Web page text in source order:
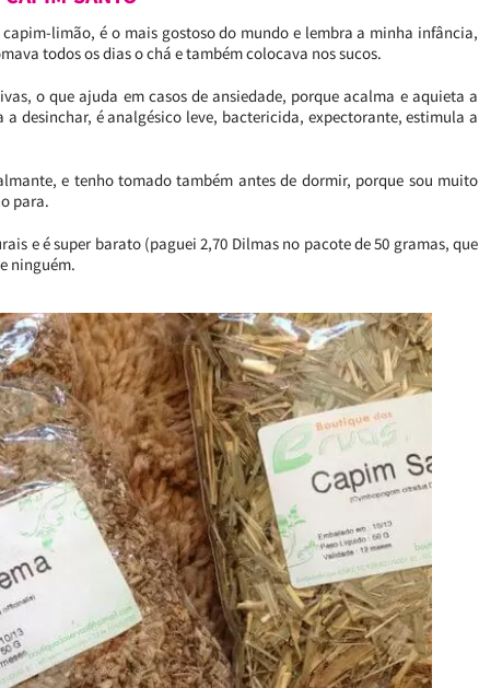
limão, é o mais gostoso do mundo e lembra a minha infância,
todos os dias o chá e também colocava nos sucos.
o que ajuda em casos de ansiedade, porque acalma e aquieta a
desinchar, é analgésico leve, bactericida, expectorante, estimula a
e tenho tomado também antes de dormir, porque sou muito
para.
e é super barato (paguei 2,70 Dilmas no pacote de 50 gramas, que
ninguém.